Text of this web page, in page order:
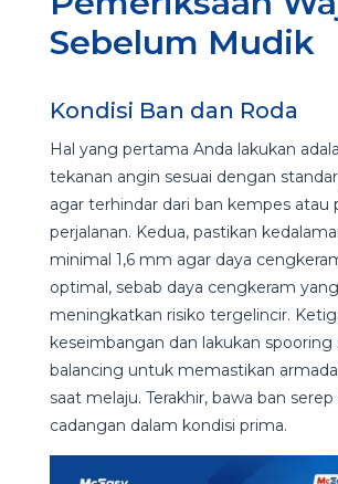
Sebelum Mudik
Kondisi Ban dan Roda
Hal yang pertama Anda lakukan
tekanan angin sesuai dengan
agar terhindar dari ban kempes atau
perjalanan. Kedua, pastikan
minimal 1,6 mm agar daya
optimal, sebab daya cengkeram
meningkatkan risiko tergelincir.
keseimbangan dan lakukan spooring
balancing untuk memastikan armada
saat melaju. Terakhir, bawa ban serep
cadangan dalam kondisi prima.